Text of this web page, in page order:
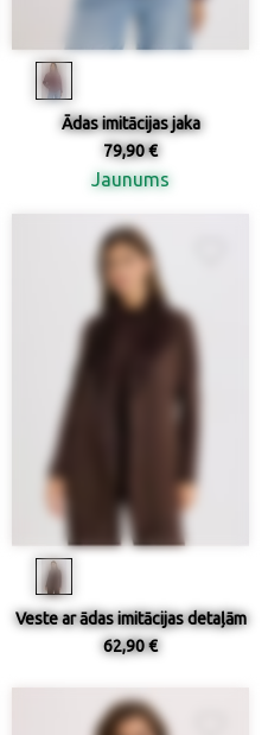
Ādas imitācijas jaka
79,90 €
Jaunums
Veste ar ādas imitācijas detaļām
62,90 €